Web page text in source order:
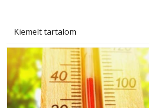
Kiemelt tartalom